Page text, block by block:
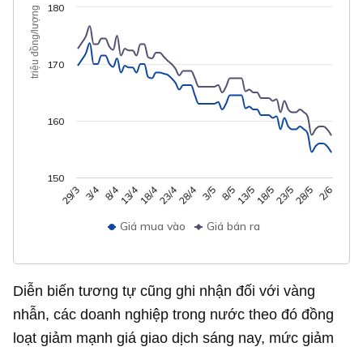
triệu đồng/lượng
Giá mua vào Giá bán ra
29/3 18/4 8/5 28/5
3/4 8/413/4 23/428/4 3/5 13/518/523/5 2/6
150
160
170
180
Diễn biến tương tự cũng ghi nhận đối với vàng
nhẫn, các doanh nghiệp trong nước theo đó đồng
loạt giảm mạnh giá giao dịch sáng nay, mức giảm